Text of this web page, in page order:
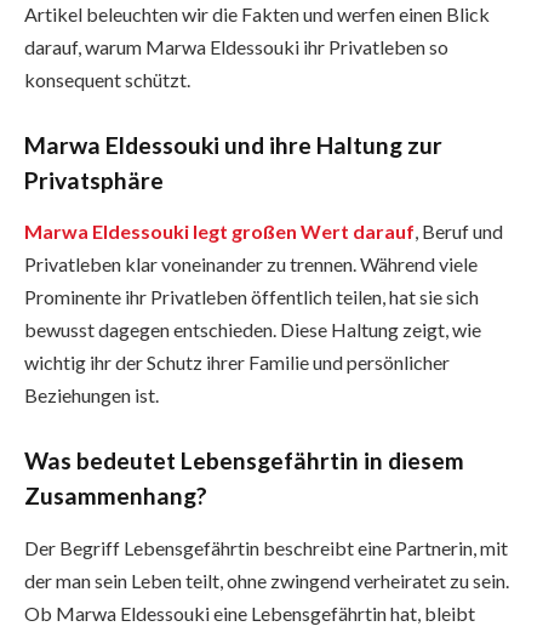
Artikel beleuchten wir die Fakten und werfen einen Blick
darauf, warum Marwa Eldessouki ihr Privatleben so
konsequent schützt.
Marwa Eldessouki und ihre Haltung zur
Privatsphäre
Marwa Eldessouki legt großen Wert darauf, Beruf und
Privatleben klar voneinander zu trennen. Während viele
Prominente ihr Privatleben öffentlich teilen, hat sie sich
bewusst dagegen entschieden. Diese Haltung zeigt, wie
wichtig ihr der Schutz ihrer Familie und persönlicher
Beziehungen ist.
Was bedeutet Lebensgefährtin in diesem
Zusammenhang?
Der Begriff Lebensgefährtin beschreibt eine Partnerin, mit
der man sein Leben teilt, ohne zwingend verheiratet zu sein.
Ob Marwa Eldessouki eine Lebensgefährtin hat, bleibt